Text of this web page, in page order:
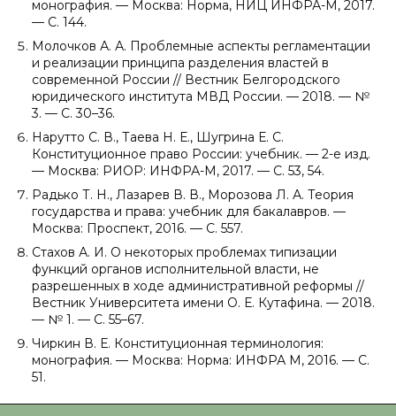
монография. — Москва: Норма, НИЦ ИНФРА-М, 2017.
— С. 144.
Молочков А. А. Проблемные аспекты регламентации
и реализации принципа разделения властей в
современной России // Вестник Белгородского
юридического института МВД России. — 2018. — №
3. — С. 30–36.
Нарутто С. В., Таева Н. Е., Шугрина Е. С.
Конституционное право России: учебник. — 2-е изд.
— Москва: РИОР: ИНФРА-М, 2017. — С. 53, 54.
Радько Т. Н., Лазарев В. В., Морозова Л. А. Теория
государства и права: учебник для бакалавров. —
Москва: Проспект, 2016. — С. 557.
Стахов А. И. О некоторых проблемах типизации
функций органов исполнительной власти, не
разрешенных в ходе административной реформы //
Вестник Университета имени О. Е. Кутафина. — 2018.
— № 1. — С. 55–67.
Чиркин В. Е. Конституционная терминология:
монография. — Москва: Норма: ИНФРА М, 2016. — С.
51.